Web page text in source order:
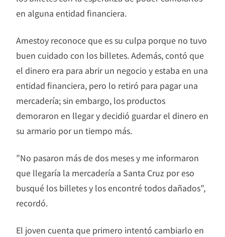
en alguna entidad financiera.
Amestoy reconoce que es su culpa porque no tuvo
buen cuidado con los billetes. Además, contó que
el dinero era para abrir un negocio y estaba en una
entidad financiera, pero lo retiró para pagar una
mercadería; sin embargo, los productos
demoraron en llegar y decidió guardar el dinero en
su armario por un tiempo más.
”No pasaron más de dos meses y me informaron
que llegaría la mercadería a Santa Cruz por eso
busqué los billetes y los encontré todos dañados”,
recordó.
El joven cuenta que primero intentó cambiarlo en